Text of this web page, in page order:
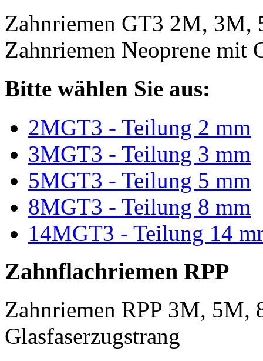
Zahnriemen GT3 2M, 3M,
Zahnriemen Neoprene mit
Bitte wählen Sie aus:
2MGT3 - Teilung 2 mm
3MGT3 - Teilung 3 mm
5MGT3 - Teilung 5 mm
8MGT3 - Teilung 8 mm
14MGT3 - Teilung 14
Zahnflachriemen RPP
Zahnriemen RPP 3M, 5M,
Glasfaserzugstrang